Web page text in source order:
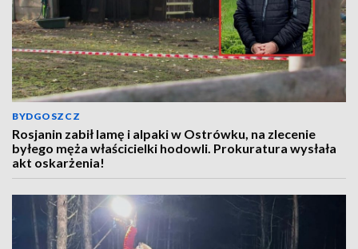
BYDGOSZCZ
Rosjanin zabił lamę i alpaki w Ostrówku, na zlecenie
byłego męża właścicielki hodowli. Prokuratura wysłała
akt oskarżenia!